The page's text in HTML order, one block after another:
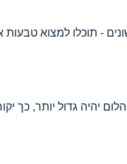
- תוכלו למצוא טבעות
קראט אחד שווה ל 200 מ"ג של יהלום. ככל